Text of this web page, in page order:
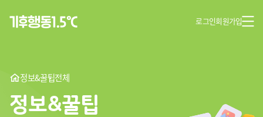
로그인회원가입
정보&꿀팁전체
정보&꿀팁